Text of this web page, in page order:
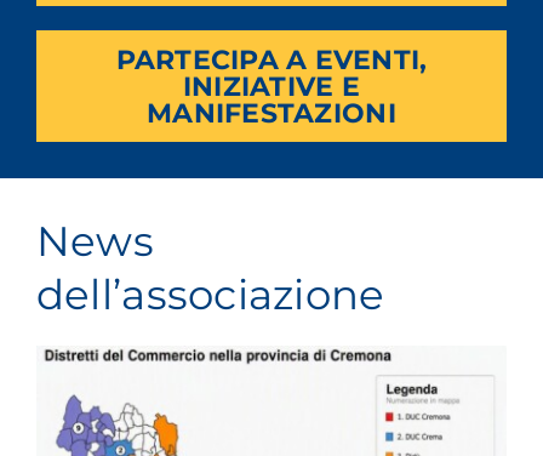
PARTECIPA A EVENTI,
INIZIATIVE E
MANIFESTAZIONI
News
dell’associazione